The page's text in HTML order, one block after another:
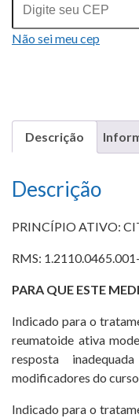
Não sei meu cep
Descrição
Descrição
PRINCÍPIO ATIVO:
RMS:
PARA QUE ESTE
Indicado para o
reumatoide ativa
resposta
modificadores do
Indicado para o